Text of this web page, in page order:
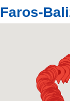
Faros-